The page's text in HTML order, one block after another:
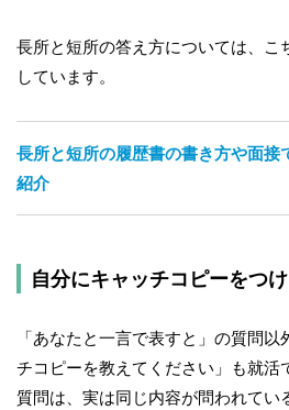
長所と短所の答え方については、こ
しています。
長所と短所の履歴書の書き方や面接
紹介
自分にキャッチコピーをつ
「あなたと一言で表すと」の質問
チコピーを教えてください」も就活
質問は、実は同じ内容が問われてい